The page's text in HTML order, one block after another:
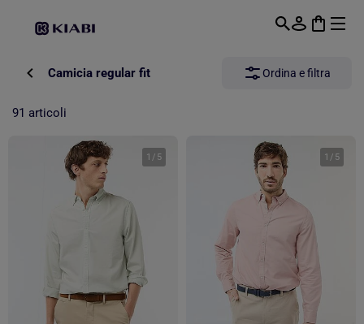
Camicia regular fit Ordina e filtra
91 articoli
1 / 5 1 / 5